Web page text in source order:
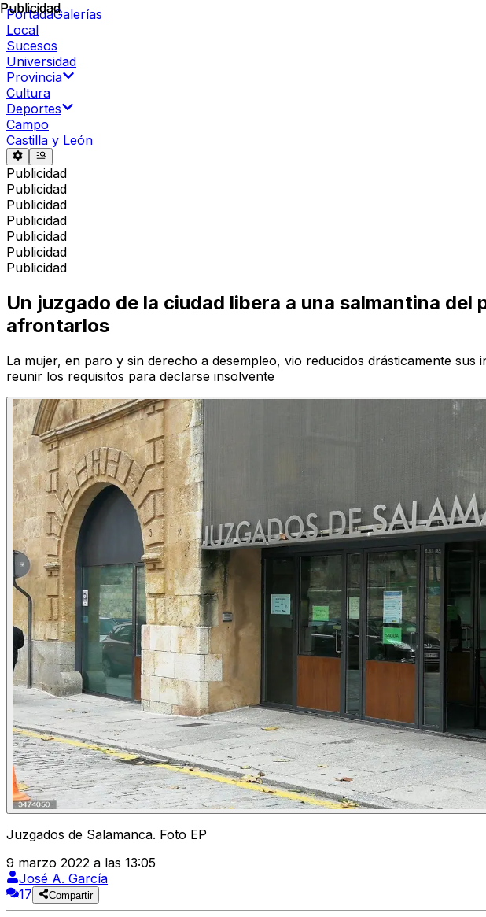
PortadaGalerías
Local
Sucesos
Universidad
Provincia
Cultura
Deportes
Campo
Castilla y León
Publicidad
Publicidad
Publicidad
Publicidad
Publicidad
Publicidad
Publicidad
Publicidad
Un juzgado de la ciudad libera a una salmantina
afrontarlos
La mujer, en paro y sin derecho a desempleo, vio reducidos drásticamente
reunir los requisitos para declarse insolvente
Juzgados de Salamanca. Foto EP
9 marzo 2022 a las 13:05
José A. García
17
Compartir
Publicidad